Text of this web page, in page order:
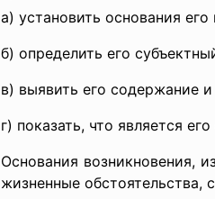
а) установить основания
б) определить его
в) выявить его содержание
г) показать, что является
Основания возникновения,
жизненные обстоятельства,